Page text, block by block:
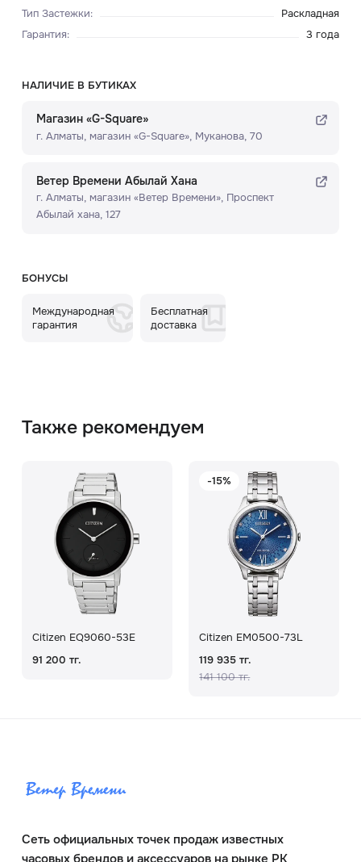
Тип Застежки:
Раскладная
Гарантия: 3 года
НАЛИЧИЕ В БУТИКАХ
Магазин «G-Square»
г. Алматы, ​магазин «G-Square»​, Муканова, 70
Ветер Времени Абылай Хана
г. Алматы, ​магазин «Ветер Времени»​, Проспект
Абылай хана, 127
БОНУСЫ
Международная
гарантия
Бесплатная
доставка
Также рекомендуем
Citizen EQ9060-53E
91 200 тг.
-15%
Citizen EM0500-73L
119 935 тг.
141 100 тг.
Сеть официальных точек продаж известных
часовых брендов и аксессуаров на рынке РК